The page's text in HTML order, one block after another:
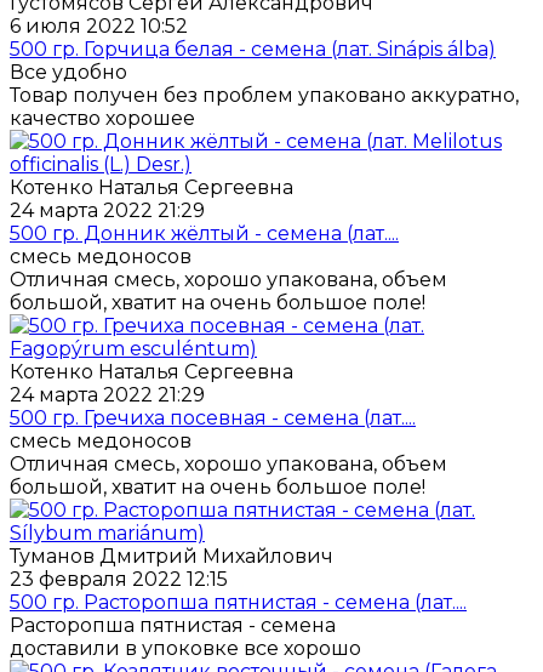
6 июля 2022 10:52
500 гр. Горчица белая - семена (лат. Sinápis álba)
Все удобно
Товар получен без проблем упаковано аккуратно,
качество хорошее
Котенко Наталья Сергеевна
24 марта 2022 21:29
500 гр. Донник жёлтый - семена (лат....
смесь медоносов
Отличная смесь, хорошо упакована, объем
большой, хватит на очень большое поле!
Котенко Наталья Сергеевна
24 марта 2022 21:29
500 гр. Гречиха посевная - семена (лат....
смесь медоносов
Отличная смесь, хорошо упакована, объем
большой, хватит на очень большое поле!
Туманов Дмитрий Михайлович
23 февраля 2022 12:15
500 гр. Расторопша пятнистая - семена (лат....
Расторопша пятнистая - семена
доставили в упоковке все хорошо